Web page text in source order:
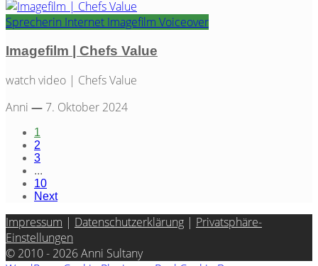
Sprecherin Internet Imagefilm Voiceover
Imagefilm | Chefs Value
watch video | Chefs Value
Anni — 7. Oktober 2024
1
2
3
...
10
Next
Impressum | Datenschutzerklärung | Privatsphäre-
Einstellungen
© 2010 - 2026 Anni Sultany